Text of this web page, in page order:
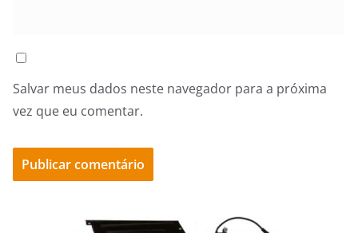
Salvar meus dados neste navegador para a próxima
vez que eu comentar.